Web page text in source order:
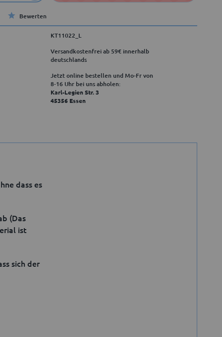
Bewerten
KT11022_L
Versandkostenfrei ab 59€ innerhalb
deutschlands
Jetzt online bestellen und Mo-Fr von
8‑16 Uhr bei uns abholen:
Karl-Legien Str. 3
45356 Essen
dass es
(Das
ist
sich der